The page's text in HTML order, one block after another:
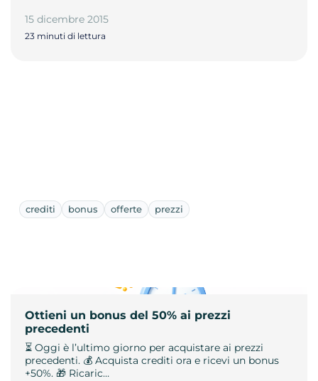
15 dicembre 2015
23 minuti di lettura
crediti bonus offerte prezzi
Ottieni un bonus del 50% ai prezzi
precedenti
⏳ Oggi è l’ultimo giorno per acquistare ai prezzi
precedenti. 💰 Acquista crediti ora e ricevi un bonus
+50%. 🎁 Ricaric…